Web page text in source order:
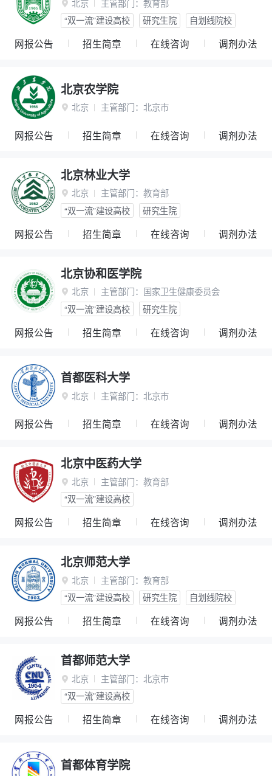
 北京 主管部门： 教育部
“双一流”建设高校
研究生院 自划线院校
网报公告 招生简章 在线咨询 调剂办法
北京农学院
 北京 主管部门： 北京市
网报公告 招生简章 在线咨询 调剂办法
北京林业大学
 北京 主管部门： 教育部
“双一流”建设高校
研究生院
网报公告 招生简章 在线咨询 调剂办法
北京协和医学院
 北京 主管部门： 国家卫生健康委员会
“双一流”建设高校
研究生院
网报公告 招生简章 在线咨询 调剂办法
首都医科大学
 北京 主管部门： 北京市
网报公告 招生简章 在线咨询 调剂办法
北京中医药大学
 北京 主管部门： 教育部
“双一流”建设高校
网报公告 招生简章 在线咨询 调剂办法
北京师范大学
 北京 主管部门： 教育部
“双一流”建设高校
研究生院 自划线院校
网报公告 招生简章 在线咨询 调剂办法
首都师范大学
 北京 主管部门： 北京市
“双一流”建设高校
网报公告 招生简章 在线咨询 调剂办法
首都体育学院